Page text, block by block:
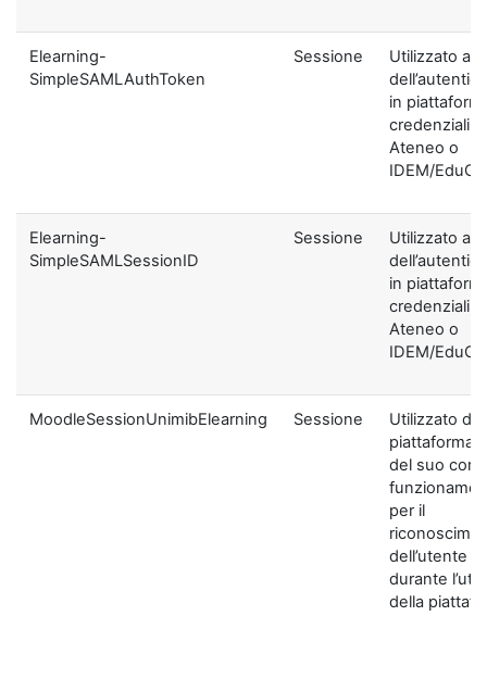
Elearning-
SimpleSAMLAuthToken
Sessione
Utilizzato ai
in
credenziali di
Ateneo o
IDEM/
Elearning-
SimpleSAMLSessionID
Sessione
Utilizzato ai
in
credenziali di
Ateneo o
IDEM/
MoodleSessionUnimibElearning Sessione
Utilizzato
piattaforma
del suo
per il
dell’utente
durante
della